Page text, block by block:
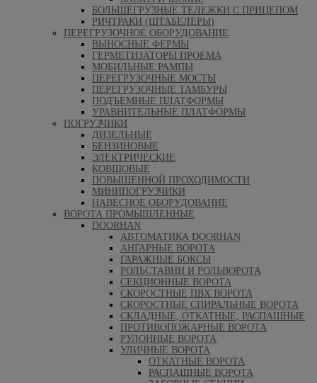
БОЛЬШЕГРУЗНЫЕ ТЕЛЕЖКИ С ПРИЦЕПОМ
РИЧТРАКИ (ШТАБЕЛЕРЫ)
ПЕРЕГРУЗОЧНОЕ ОБОРУДОВАНИЕ
ВЫНОСНЫЕ ФЕРМЫ
ГЕРМЕТИЗАТОРЫ ПРОЕМА
МОБИЛЬНЫЕ РАМПЫ
ПЕРЕГРУЗОЧНЫЕ МОСТЫ
ПЕРЕГРУЗОЧНЫЕ ТАМБУРЫ
ПОДЪЕМНЫЕ ПЛАТФОРМЫ
УРАВНИТЕЛЬНЫЕ ПЛАТФОРМЫ
ПОГРУЗЧИКИ
ДИЗЕЛЬНЫЕ
БЕНЗИНОВЫЕ
ЭЛЕКТРИЧЕСКИЕ
КОВШОВЫЕ
ПОВЫШЕННОЙ ПРОХОДИМОСТИ
МИНИПОГРУЗЧИКИ
НАВЕСНОЕ ОБОРУДОВАНИЕ
ВОРОТА ПРОМЫШЛЕННЫЕ
DOORHAN
АВТОМАТИКА DOORHAN
АНГАРНЫЕ ВОРОТА
ГАРАЖНЫЕ БОКСЫ
РОЛЬСТАВНИ И РОЛЬВОРОТА
СЕКЦИОННЫЕ ВОРОТА
СКОРОСТНЫЕ ПВХ ВОРОТА
СКОРОСТНЫЕ СПИРАЛЬНЫЕ ВОРОТА
СКЛАДНЫЕ, ОТКАТНЫЕ, РАСПАШНЫЕ
ПРОТИВОПОЖАРНЫЕ ВОРОТА
РУЛОННЫЕ ВОРОТА
УЛИЧНЫЕ ВОРОТА
ОТКАТНЫЕ ВОРОТА
РАСПАШНЫЕ ВОРОТА